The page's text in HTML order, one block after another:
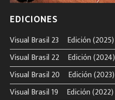
EDICIONES
Visual Brasil 23º Edición (2025)
Visual Brasil 22º Edición (2024)
Visual Brasil 20º Edición (2023)
Visual Brasil 19º Edición (2022)